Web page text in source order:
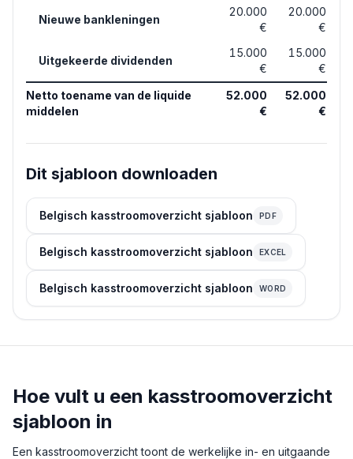
Nieuwe bankleningen
20.000
€
20.000
€
Uitgekeerde dividenden
15.000
€
15.000
€
Netto toename van de liquide
middelen
52.000
€
52.000
€
Dit sjabloon downloaden
Belgisch kasstroomoverzicht sjabloon PDF
Belgisch kasstroomoverzicht sjabloon EXCEL
Belgisch kasstroomoverzicht sjabloon WORD
Hoe vult u een kasstroomoverzicht
sjabloon in
Een kasstroomoverzicht toont de werkelijke in- en uitgaande